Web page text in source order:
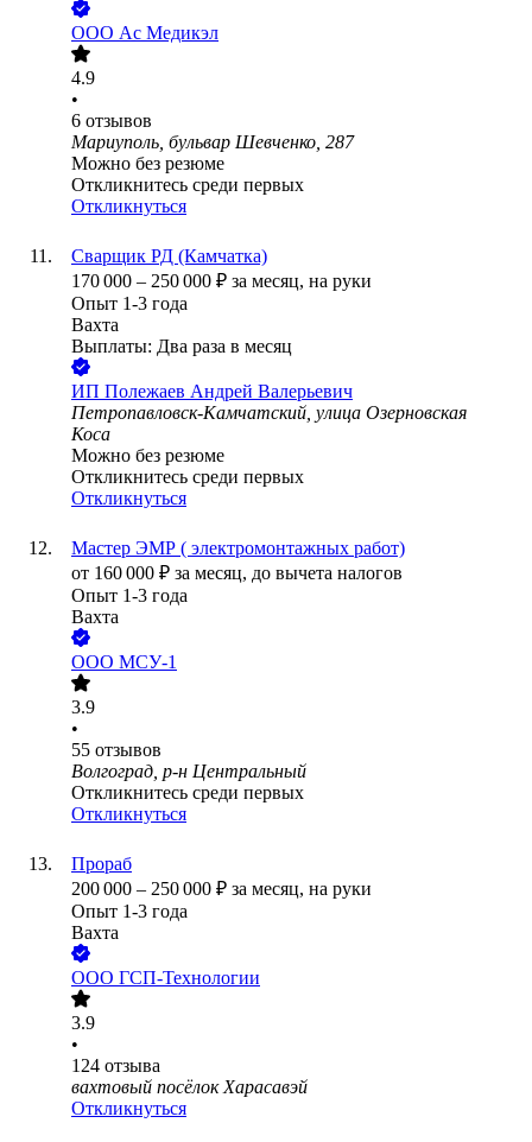
ООО Ас Медикэл
4.9
•
6 отзывов
Мариуполь, бульвар Шевченко, 287
Можно без резюме
Откликнитесь среди первых
Откликнуться
Сварщик РД (Камчатка)
170 000 – 250 000 ₽ за месяц, на руки
Опыт 1-3 года
Вахта
Выплаты: Два раза в месяц
ИП Полежаев Андрей Валерьевич
Петропавловск-Камчатский, улица Озерновская
Коса
Можно без резюме
Откликнитесь среди первых
Откликнуться
Мастер ЭМР ( электромонтажных работ)
от 160 000 ₽ за месяц, до вычета налогов
Опыт 1-3 года
Вахта
ООО МСУ-1
3.9
•
55 отзывов
Волгоград, р-н Центральный
Откликнитесь среди первых
Откликнуться
Прораб
200 000 – 250 000 ₽ за месяц, на руки
Опыт 1-3 года
Вахта
ООО ГСП-Технологии
3.9
•
124 отзыва
вахтовый посёлок Харасавэй
Откликнуться